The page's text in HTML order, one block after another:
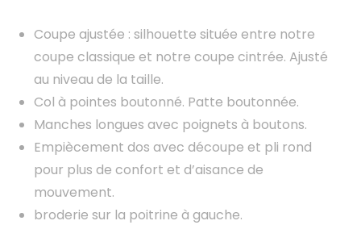
Coupe ajustée : silhouette située entre notre
coupe classique et notre coupe cintrée. Ajusté
au niveau de la taille.
Col à pointes boutonné. Patte boutonnée.
Manches longues avec poignets à boutons.
Empiècement dos avec découpe et pli rond
pour plus de confort et d’aisance de
mouvement.
broderie sur la poitrine à gauche.